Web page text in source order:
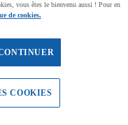
vous êtes le bienvenu aussi ! Pour en
de cookies.
COOKIES